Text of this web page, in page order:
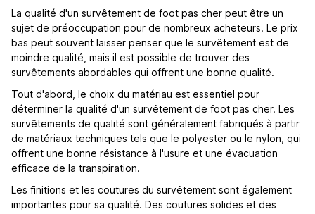
La qualité d'un survêtement de foot pas cher peut être un
sujet de préoccupation pour de nombreux acheteurs. Le prix
bas peut souvent laisser penser que le survêtement est de
moindre qualité, mais il est possible de trouver des
survêtements abordables qui offrent une bonne qualité.
Tout d'abord, le choix du matériau est essentiel pour
déterminer la qualité d'un survêtement de foot pas cher. Les
survêtements de qualité sont généralement fabriqués à partir
de matériaux techniques tels que le polyester ou le nylon, qui
offrent une bonne résistance à l'usure et une évacuation
efficace de la transpiration.
Les finitions et les coutures du survêtement sont également
importantes pour sa qualité. Des coutures solides et des